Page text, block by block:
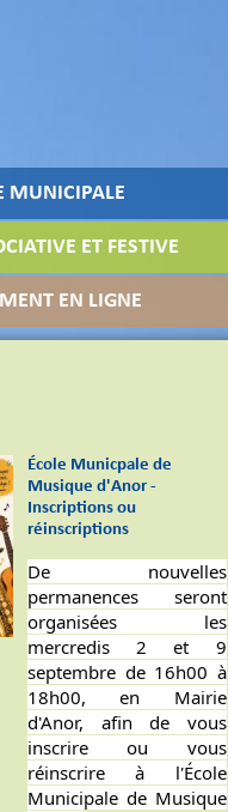
MUNICIPALE
ET FESTIVE
EN LIGNE
École Municpale de
Musique d'Anor -
Inscriptions ou
réinscriptions
De nouvelles
permanences seront
organisées les
mercredis 2 et 9
septembre de 16h00 à
18h00, en Mairie
d'Anor, afin de vous
inscrire ou vous
réinscrire à l'École
Municipale de Musique